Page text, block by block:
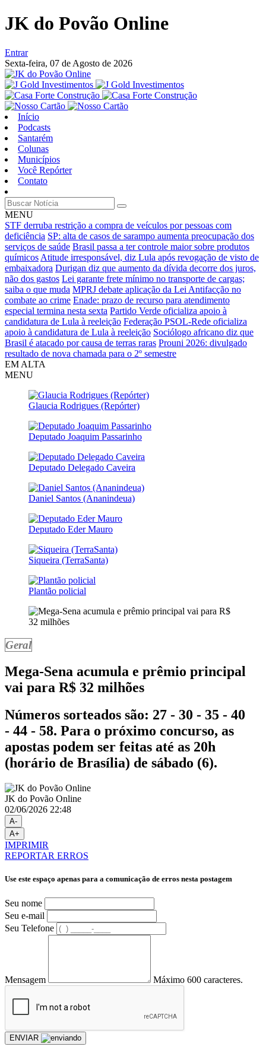
JK do Povão Online
Entrar
Sexta-feira, 07 de Agosto de 2026
Início
Podcasts
Santarém
Colunas
Municípios
Você Repórter
Contato
MENU
STF derruba restrição a compra de veículos por pessoas com
deficiência SP: alta de casos de sarampo aumenta preocupação dos
serviços de saúde Brasil passa a ter controle maior sobre produtos
químicos Atitude irresponsável, diz Lula após revogação de visto de
embaixadora Durigan diz que aumento da dívida decorre dos juros,
não dos gastos Lei garante frete mínimo no transporte de cargas;
saiba o que muda MPRJ debate aplicação da Lei Antifacção no
combate ao crime Enade: prazo de recurso para atendimento
especial termina nesta sexta Partido Verde oficializa apoio à
candidatura de Lula à reeleição Federação PSOL-Rede oficializa
apoio à candidatura de Lula à reeleição Sociólogo africano diz que
Brasil é atacado por causa de terras raras Prouni 2026: divulgado
resultado de nova chamada para o 2º semestre
EM ALTA
MENU
Glaucia Rodrigues (Repórter)
Deputado Joaquim Passarinho
Deputado Delegado Caveira
Daniel Santos (Ananindeua)
Deputado Eder Mauro
Siqueira (TerraSanta)
Plantão policial
Geral
Mega-Sena acumula e prêmio principal
vai para R$ 32 milhões
Números sorteados são: 27 - 30 - 35 - 40
- 44 - 58. Para o próximo concurso, as
apostas podem ser feitas até as 20h
(horário de Brasília) de sábado (6).
JK do Povão Online
02/06/2026 22:48
A-
A+
IMPRIMIR
REPORTAR ERROS
Use este espaço apenas para a comunicação de erros nesta postagem
Seu nome
Seu e-mail
Seu Telefone
Mensagem Máximo 600 caracteres.
ENVIAR